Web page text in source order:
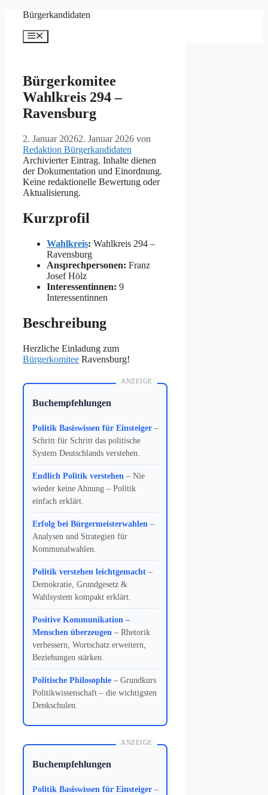
springen
Bürgerkandidaten
Menü
Bürgerkomitee
Wahlkreis 294 –
Ravensburg
2. Januar 20262. Januar 2026 von
Redaktion Bürgerkandidaten
Archivierter Eintrag. Inhalte dienen
der Dokumentation und Einordnung.
Keine redaktionelle Bewertung oder
Aktualisierung.
Kurzprofil
Wahlkreis: Wahlkreis 294 –
Ravensburg
Ansprechpersonen: Franz
Josef Hölz
Interessentinnen: 9
Interessentinnen
Beschreibung
Herzliche Einladung zum
Bürgerkomitee Ravensburg!
ANZEIGE
Buchempfehlungen
Politik Basiswissen für Einsteiger–
Schritt für Schritt das politische
System Deutschlands verstehen.
Endlich Politik verstehen– Nie
wieder keine Ahnung – Politik
einfach erklärt.
Erfolg bei Bürgermeisterwahlen–
Analysen und Strategien für
Kommunalwahlen.
Politik verstehen leichtgemacht–
Demokratie, Grundgesetz &
Wahlsystem kompakt erklärt.
Positive Kommunikation –
Menschen überzeugen– Rhetorik
verbessern, Wortschatz erweitern,
Beziehungen stärken.
Politische Philosophie– Grundkurs
Politikwissenschaft – die wichtigsten
Denkschulen.
ANZEIGE
Buchempfehlungen
Politik Basiswissen für Einsteiger–